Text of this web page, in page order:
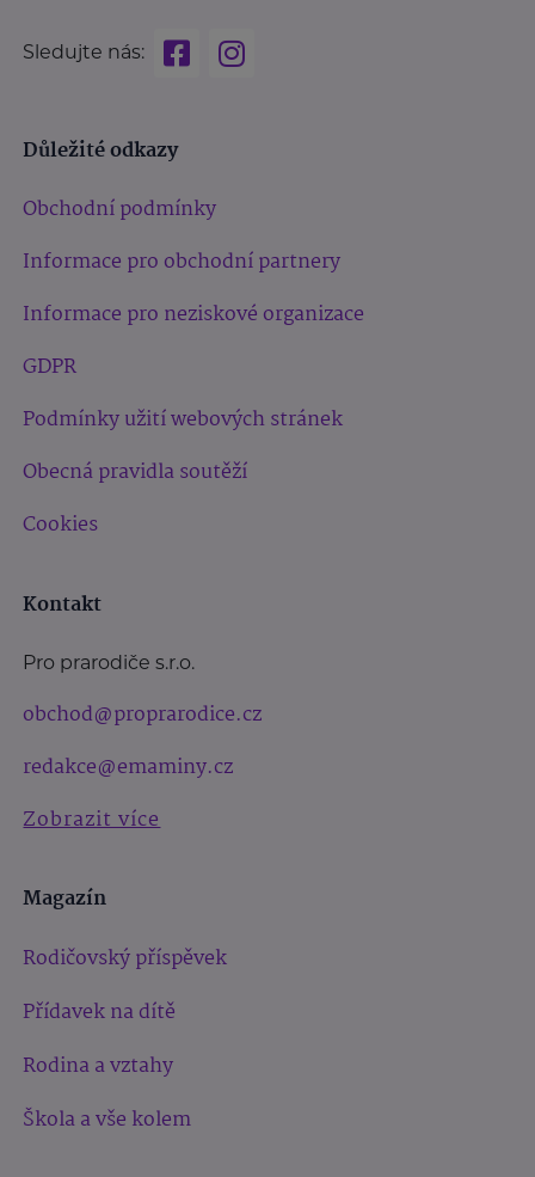
Sledujte nás:
Důležité odkazy
Obchodní podmínky
Informace pro obchodní partnery
Informace pro neziskové organizace
GDPR
Podmínky užití webových stránek
Obecná pravidla soutěží
Cookies
Kontakt
Pro prarodiče s.r.o.
obchod@proprarodice.cz
redakce@emaminy.cz
Zobrazit více
Magazín
Rodičovský příspěvek
Přídavek na dítě
Rodina a vztahy
Škola a vše kolem